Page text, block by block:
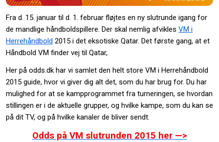
Fra d. 15. januar til d. 1. februar fløjtes en ny slutrunde igang for
de mandlige håndboldspillere. Der skal nemlig afvikles VM i
Herrehåndbold 2015 i det eksotiske Qatar. Det første gang, at et
Håndbold VM finder vej til Qatar,
Her på odds.dk har vi samlet den helt store VM i Herrehåndbold
2015 guide, hvor vi giver dig alt det, som du har brug for. Du har
mulighed for at se kampprogrammet fra turneringen, se hvordan
stillingen er i de aktuelle grupper, og hvilke kampe, som du kan se
på dit TV, og på hvilke kanaler de bliver sendt.
Odds på VM slutrunden 2015 her —>